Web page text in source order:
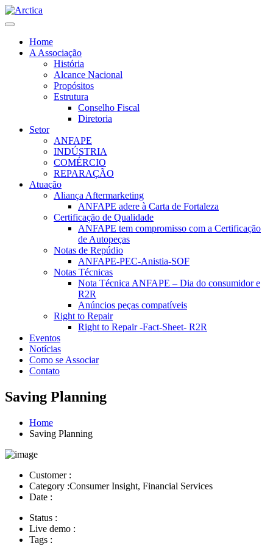
Home
A Associação
História
Alcance Nacional
Propósitos
Estrutura
Conselho Fiscal
Diretoria
Setor
ANFAPE
INDÚSTRIA
COMÉRCIO
REPARAÇÃO
Atuação
Aliança Aftermarketing
ANFAPE adere à Carta de Fortaleza
Certificação de Qualidade
ANFAPE tem compromisso com a Certificação
de Autopeças
Notas de Repúdio
ANFAPE-PEC-Anistia-SOF
Notas Técnicas
Nota Técnica ANFAPE – Dia do consumidor e
R2R
Anúncios peças compatíveis
Right to Repair
Right to Repair -Fact-Sheet- R2R
Eventos
Notícias
Como se Associar
Contato
Saving Planning
Home
Saving Planning
Customer :
Category :Consumer Insight, Financial Services
Date :
Status :
Live demo :
Tags :